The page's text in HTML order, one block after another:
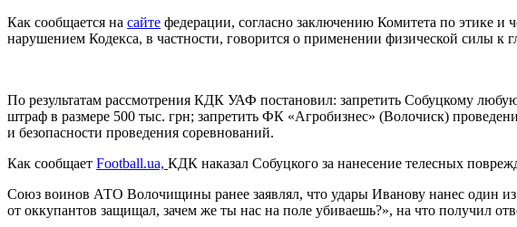
Как сообщается на сайте федерации, согласно заключению Комитета по этике
нарушением Кодекса, в частности, говорится о применении физической силы
По результатам рассмотрения КДК УАФ постановил: запретить Собуцкому
штраф в размере 500 тыс. грн; запретить ФК «Агробизнес» (Волочиск)
и безопасности проведения соревнований.
Как сообщает Football.ua, КДК наказал Собуцкого за нанесение телесных
Союз воинов АТО Волочищины ранее заявлял, что удары Иванову нанес один
от оккупантов защищал, зачем же ты нас на поле убиваешь?», на что получил